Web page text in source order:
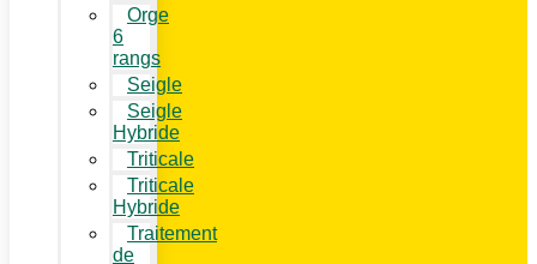
Orge
6
rangs
Seigle
Seigle
Hybride
Triticale
Triticale
Hybride
Traitement
de